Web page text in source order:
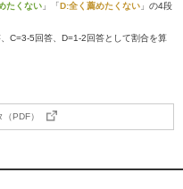
たくない 」「D:全く薦めたくない 」の4段
C=3-5回答、D=1-2回答として割合を算
PDF）